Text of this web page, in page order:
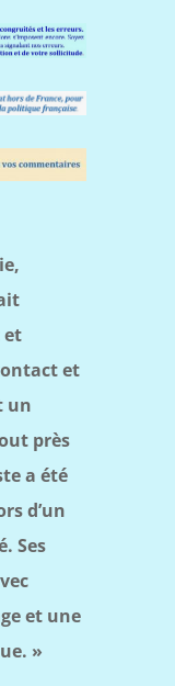
et
et
un
près
a été
d’un
Ses
et une
»